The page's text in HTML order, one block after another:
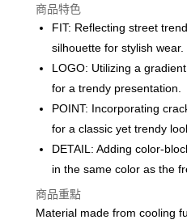
Google Pay
AlipayHK
WeChat Pay
送貨方式
付款後順豐站及營業點
每筆HK$50.00，滿
付款後順豐合作便利店
商品特色
FIT: Reflecting street
silhouette for stylish wear.
LOGO: Utilizing a
for a trendy presentation.
POINT: Incorporating
for a classic yet trendy
DETAIL: Adding color-
in the same color as the
商品重點
Material made from cooling